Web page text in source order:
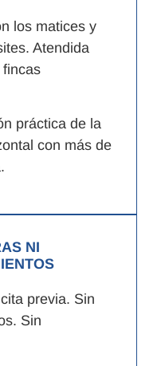
los matices y
Atendida
fincas
práctica de la
con más de
NI
previa. Sin
Sin